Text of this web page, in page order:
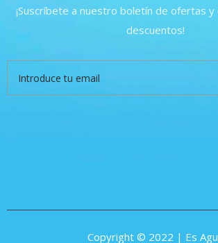
¡Suscríbete a nuestro boletín de ofertas
descuentos!
Copyright © 2022 | Es